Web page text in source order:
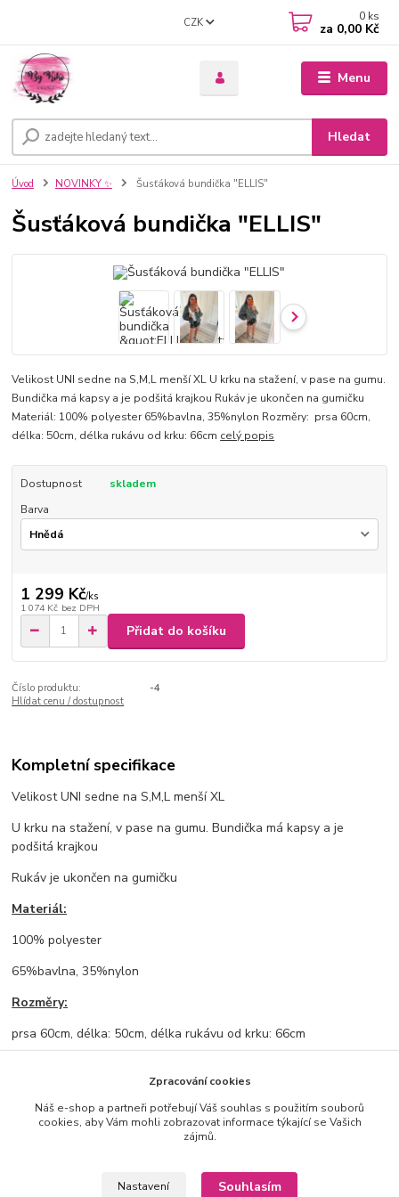
Menu
CZK
Hledat
0 ks
za 0,00 Kč
Úvod NOVINKY ✨ Šusťáková bundička "ELLIS"
Šusťáková bundička "ELLIS"
Velikost UNI sedne na S,M,L menší XL U krku na stažení, v pase na gumu.
Bundička má kapsy a je podšitá krajkou Rukáv je ukončen na gumičku
Materiál: 100% polyester 65%bavlna, 35%nylon Rozměry: prsa 60cm,
délka: 50cm, délka rukávu od krku: 66cm celý popis
Dostupnost
skladem
Barva
1 299 Kč/ks
1 074 Kč bez DPH
Přidat do košíku
Číslo produktu:
-4
Hlídat cenu / dostupnost
Kompletní specifikace
Velikost UNI sedne na S,M,L menší XL
U krku na stažení, v pase na gumu. Bundička má kapsy a je
podšitá krajkou
Rukáv je ukončen na gumičku
Materiál:
100% polyester
65%bavlna, 35%nylon
Rozměry:
prsa 60cm, délka: 50cm, délka rukávu od krku: 66cm
Zboží zařazeno v kategoriích
NOVINKY ✨
Zpracování cookies
Náš e-shop a partneři potřebují Váš souhlas s použitím souborů
cookies, aby Vám mohli zobrazovat informace týkající se Vašich
zájmů.
Nastavení Souhlasím